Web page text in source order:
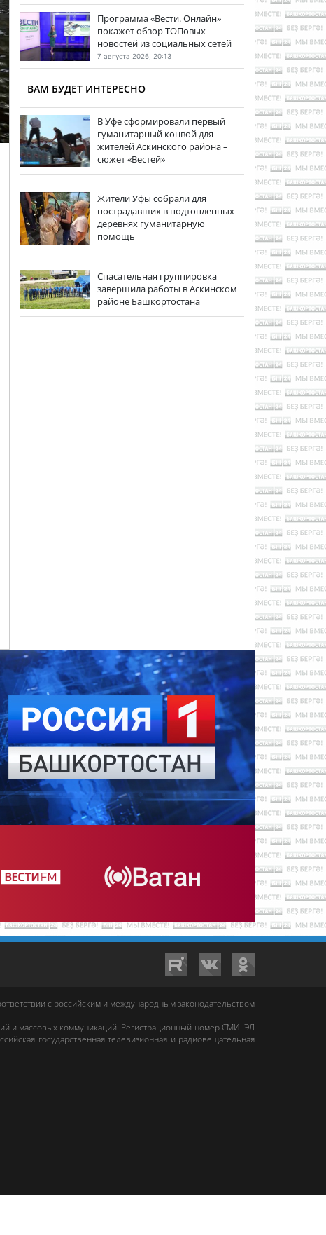
Программа «Вести. Онлайн»
покажет обзор ТОПовых
новостей из социальных сетей
7 августа 2026, 20:13
ВАМ БУДЕТ ИНТЕРЕСНО
В Уфе сформировали первый
гуманитарный конвой для
жителей Аскинского района –
сюжет «Вестей»
Жители Уфы собрали для
пострадавших в подтопленных
деревнях гуманитарную
помощь
Спасательная группировка
завершила работы в Аскинском
районе Башкортостана
с российским и международным законодательством
и массовых коммуникаций. Регистрационный номер СМИ: ЭЛ
государственная телевизионная и радиовещательная